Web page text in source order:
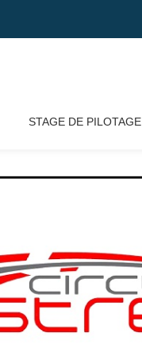
STAGE DE PILOTAGE